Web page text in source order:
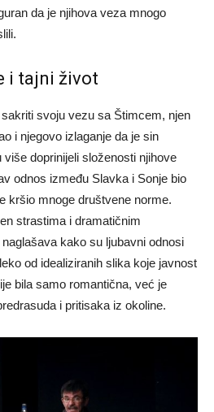
da je njihova veza mnogo
i tajni život
svoju vezu sa Štimcem, njen
i njegovo izlaganje da je sin
doprinijeli složenosti njihove
odnos između Slavka i Sonje bio
kršio mnoge društvene norme.
strastima i dramatičnim
kako su ljubavni odnosi
od idealiziranih slika koje javnost
bila samo romantična, već je
i pritisaka iz okoline.